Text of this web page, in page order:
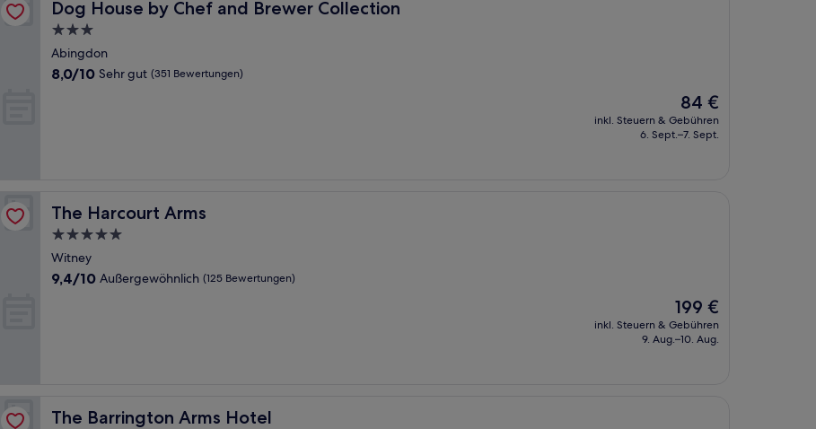
Dog House by Chef and Brewer Collection
Dog House by Chef and Brewer Collection
3.0-
Sterne-
Unterkunft
Abingdon
8.0
8,0/10 Sehr gut (351 Bewertungen)
Der
Preis
beträgt
84 €
inkl. Steuern & Gebühren
6. Sept.–7. Sept.
The Harcourt Arms
The Harcourt Arms
5.0-
Sterne-
Unterkunft
Witney
9.4
9,4/10 Außergewöhnlich (125 Bewertungen)
Der
Preis
beträgt
199 €
inkl. Steuern & Gebühren
9. Aug.–10. Aug.
The Barrington Arms Hotel
The Barrington Arms Hotel